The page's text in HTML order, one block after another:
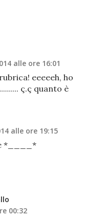
alle ore 16:01
eeeeeh, ho
ç.ç quanto è
alle ore 19:15
*____*
00:32